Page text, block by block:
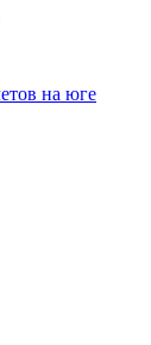
на юге